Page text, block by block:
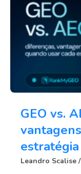
GEO vs.
estratégia
Leandro Scalise